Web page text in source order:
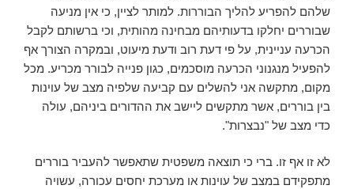
שלהם להפריע להליך הבוררות. למותר לציין, כי אין מניעה
שבוררים יחלקו בדעותיהם מבחינה מהותית, וכי ברשותם לקבל
הכרעה עניינית, על פי דעת רוב ודעת מיעוט, ובמקרה הצורך אף
להפעיל מנגנוני הכרעה מוסכמים, כגון פנייה לבורר מכריע. מכל
מקום, מתקשה אני להשלים עם קביעה שלפיה מצב של עוינות
בין בוררים, אשר מתקשים ליישב את ההדורים ביניהם, עולה
כדי מצב של "נבצרות".
לא זו אף זו. ברי כי תוצאה משפטית שתאפשר להעביר בוררים
מתפקידם במצב של עוינות או מערכת יחסים עכורה, עשויה